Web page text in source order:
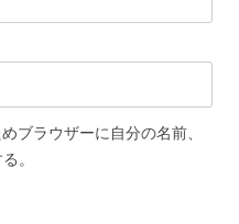
ブラウザーに自分の名前、
。